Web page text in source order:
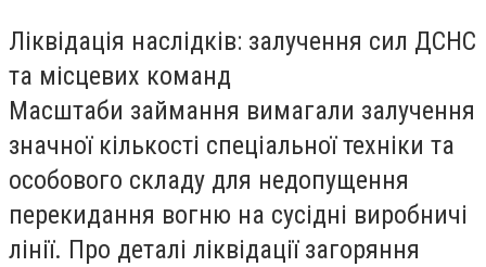
Ліквідація наслідків: залучення сил ДСНС
та місцевих команд
Масштаби займання вимагали залучення
значної кількості спеціальної техніки та
особового складу для недопущення
перекидання вогню на сусідні виробничі
лінії. Про деталі ліквідації загоряння